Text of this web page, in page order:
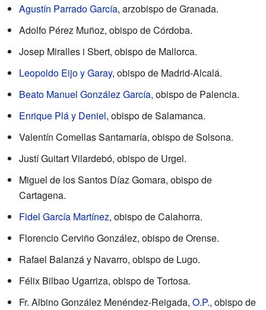
Agustín Parrado García, arzobispo de Granada.
Adolfo Pérez Muñoz, obispo de Córdoba.
Josep Miralles i Sbert, obispo de Mallorca.
Leopoldo Eijo y Garay, obispo de Madrid-Alcalá.
Beato Manuel González García, obispo de Palencia.
Enrique Plá y Deniel, obispo de Salamanca.
Valentín Comellas Santamaría, obispo de Solsona.
Justí Guitart Vilardebó, obispo de Urgel.
Miguel de los Santos Díaz Gomara, obispo de
Cartagena.
Fidel García Martínez, obispo de Calahorra.
Florencio Cerviño González, obispo de Orense.
Rafael Balanzá y Navarro, obispo de Lugo.
Félix Bilbao Ugarriza, obispo de Tortosa.
Fr. Albino González Menéndez-Reigada, O.P., obispo de